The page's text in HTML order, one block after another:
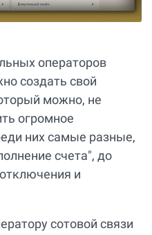
операторов
создать свой
можно, не
огромное
них самые разные,
счета", до
и
сотовой связи